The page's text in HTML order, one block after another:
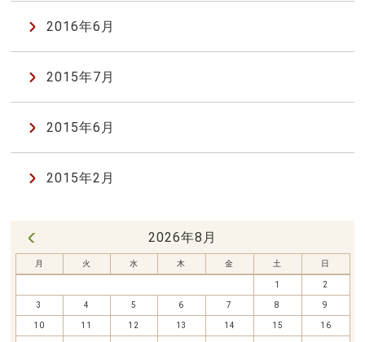
2016年6月
2015年7月
2015年6月
2015年2月
2026年8月
月 火 水 木 金 土 日
1 2
3 4 5 6 7 8 9
10 11 12 13 14 15 16